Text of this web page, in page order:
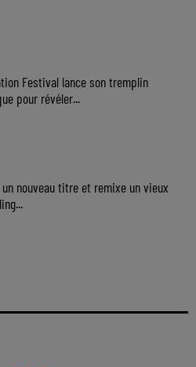
Festival lance son tremplin
pour révéler...
nouveau titre et remixe un vieux